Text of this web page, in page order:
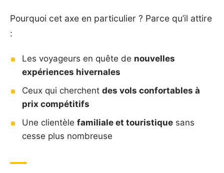
Pourquoi cet axe en particulier ? Parce qu’il attire
:
Les voyageurs en quête de nouvelles
expériences hivernales
Ceux qui cherchent des vols confortables à
prix compétitifs
Une clientèle familiale et touristique sans
cesse plus nombreuse